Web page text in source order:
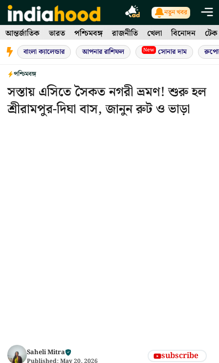
Skip
to
content
নতুন খবর
আন্তর্জাতিক ভারত পশ্চিমবঙ্গ রাজনীতি খেলা বিনোদন টেক
বাংলা ক্যালেন্ডার আপনার রাশিফল New সোনার দাম
পশ্চিমবঙ্গ
সস্তায় এসিতে সৈকত নগরী ভ্রমণ! শুরু হল
শ্রীরামপুর-দিঘা বাস, জানুন রুট ও ভাড়া
Saheli Mitra subscribe